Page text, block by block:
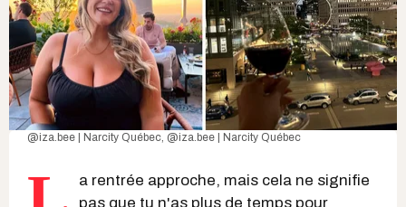
@iza.bee | Narcity Québec, @iza.bee | Narcity Québec
a rentrée approche, mais cela ne signifie
pas que tu n'as plus de temps pour